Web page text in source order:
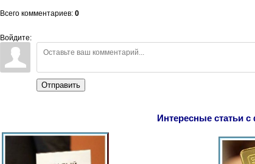
Всего комментариев:0
Войдите:
Отправить
Интересные статьи с